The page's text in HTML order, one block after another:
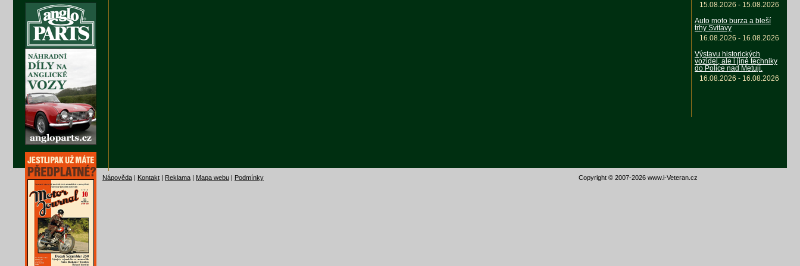
15.08.2026 - 15.08.2026
Auto moto burza a bleší
trhy Svitavy
16.08.2026 - 16.08.2026
Výstavu historických
vozidel, ale i jiné techniky
do Police nad Metují.
16.08.2026 - 16.08.2026
Nápověda | Kontakt | Reklama | Mapa webu | Podmínky Copyright © 2007-2026 www.i-Veteran.cz